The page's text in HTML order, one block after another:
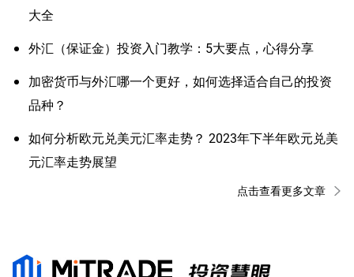
大全
外汇（保证金）投资入门教学：5大要点，心得分享
加密货币与外汇哪一个更好，如何选择适合自己的投资
品种？
如何分析欧元兑美元汇率走势？ 2023年下半年欧元兑美
元汇率走势展望
点击查看更多文章